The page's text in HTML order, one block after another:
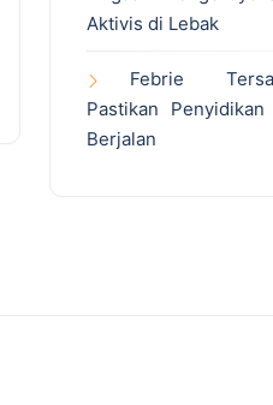
Aktivis di Lebak
Febrie
Pastikan
Berjalan